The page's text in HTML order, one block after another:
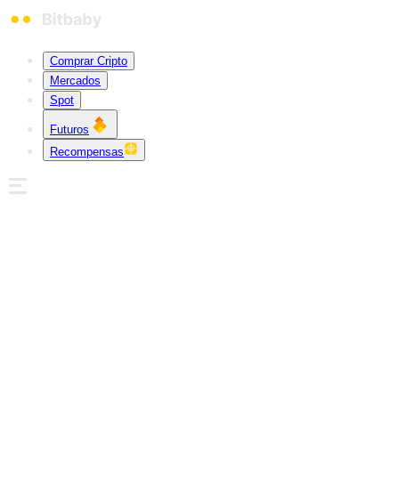
Comprar Cripto
Mercados
Spot
Futuros
Recompensas